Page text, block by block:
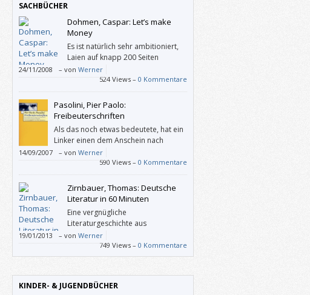
SACHBÜCHER
Dohmen, Caspar: Let’s make
Money
Es ist natürlich sehr ambitioniert,
Laien auf knapp 200 Seiten
möglichst viel über die
Geldwirtschaft beibringen zu wollen, aber
Dohmen gelingt es.
24/11/2008 – von Werner
524 Views – 0 Kommentare
Pasolini, Pier Paolo:
Freibeuterschriften
Als das noch etwas bedeutete, hat ein
Linker einen dem Anschein nach
konservativen Standpunkt
eingenommen, als er in den 70er-Jahren gegen
die “Langhaarigen” und die Revolutionsträume
der 68er-Generation polemisierte.
14/09/2007 – von Werner
590 Views – 0 Kommentare
Zirnbauer, Thomas: Deutsche
Literatur in 60 Minuten
Eine vergnügliche
Literaturgeschichte aus
ungewohnter Perspektive: anhand
thematischer Klammern wie
NobelpreisträgerInnen, Liebe,
und Unrecht sowie Dorf und Großstadt. Mit
profundem Wissen verständlich geschrieben.
19/01/2013 – von Werner
749 Views – 0 Kommentare
KINDER- & JUGENDBÜCHER